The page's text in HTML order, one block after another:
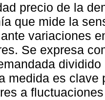
precio de la
que mide la
variaciones
Se expresa
medida es clave
a